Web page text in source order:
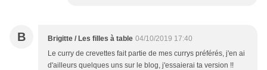
B Brigitte / Les filles à table 04/10/2019 17:40
Le curry de crevettes fait partie de mes currys préférés, j'en ai
d'ailleurs quelques uns sur le blog, j'essaierai ta version !!